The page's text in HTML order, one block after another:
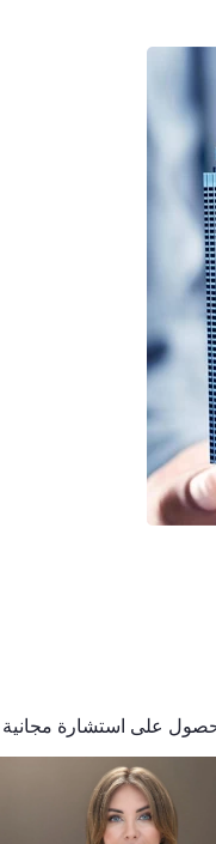
على استشارة مجانية